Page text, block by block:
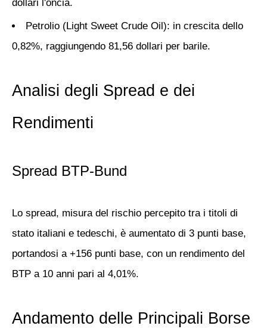
dollari l'oncia.
Petrolio (Light Sweet Crude Oil): in crescita dello
0,82%, raggiungendo 81,56 dollari per barile.
Analisi degli Spread e dei
Rendimenti
Spread BTP-Bund
Lo spread, misura del rischio percepito tra i titoli di
stato italiani e tedeschi, è aumentato di 3 punti base,
portandosi a +156 punti base, con un rendimento del
BTP a 10 anni pari al 4,01%.
Andamento delle Principali Borse